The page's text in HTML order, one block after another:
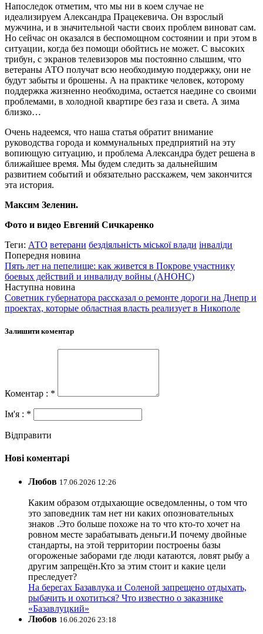
Напоследок отметим, что мы ни в коем случае не
идеализируем Александра Працекевича. Он взрослый
мужчина, и в значительной части своих проблем виноват сам.
Но сейчас он оказался в беспомощном состоянии и при этом в
ситуации, когда без помощи обойтись не может. С высоких
трибун, с экранов телевизоров мы постоянно слышим, что
ветераны АТО получат всю необходимую поддержку, они не
будут забыты и брошены. А на практике человек, которому
поддержка жизненно необходима, остается наедине со своими
проблемами, в холодной квартире без газа и света. А зима
близко…
Очень надеемся, что наша статья обратит внимание
руководства города и коммунальных предприятий на эту
вопиющую ситуацию, и проблема Александра будет решена в
ближайшее время. Мы будем следить за дальнейшим
развитием событий и обязательно расскажем, чем закончится
эта история.
Максим Зеленин.
Фото и видео Евгений Сичкаренко
Теги: АТО ветерани бездіяльність міської влади інваліди
Попередня новина
Пять лет на пепелище: как живется в Покрове участнику
боевых действий и инвалиду войны (АНОНС)
Наступна новина
Советник губернатора рассказал о ремонте дороги на Днепр и
проектах, которые областная власть реализует в Никополе
Залишити коментар
Коментар : *
Ім'я : *
Відправити
Нові коментарі
Любов 17.06.2026 12:26
Каким образом отдыхающие осведомленны, о том что
это заповедник там нет ни каких опозновательных
знаков .Это больше похоже на то что кто-то хочет на
ровном месте зарабатывать деньги.И почему двойные
стандарты, на этой территории построены базы
огороженые заборами где люди катаются, ловят рыбу а
другим запрещён.Кто за этим стоит и какие цели
преследует?
На берегах Базавлука и Соленой запрещено отдыхать,
рыбачить и охотиться? Что известно о заказнике
«Базавлуцкий»
Любов 16.06.2026 23:18